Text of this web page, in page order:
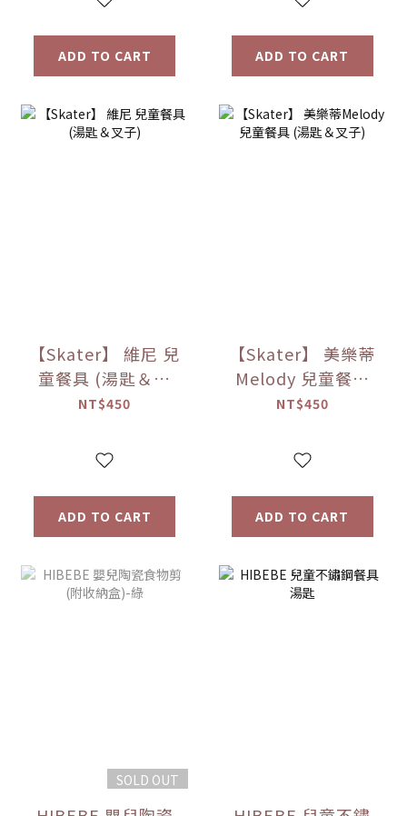
ADD TO CART ADD TO CART
【Skater】 維尼 兒
童餐具 (湯匙＆叉
子)
NT$450
ADD TO CART
【Skater】 美樂蒂
Melody 兒童餐具
(湯匙＆叉子)
NT$450
ADD TO CART
SOLD OUT